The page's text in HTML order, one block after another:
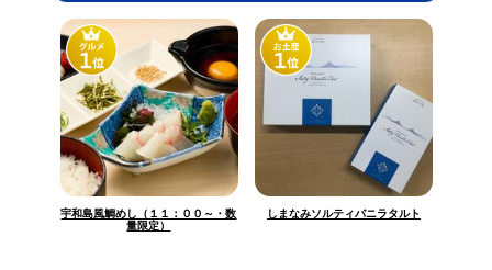
宇和島風鯛めし（１１：００～・数
量限定）
しまなみソルティバニラタルト